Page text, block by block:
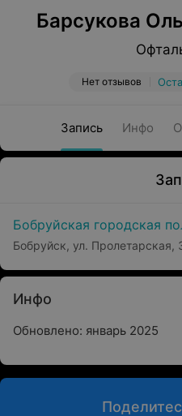
Барсукова
Нет отзывов
Запись Инфо
Бобруйская городская
Бобруйск, ул. Пролетарская,
Инфо
Обновлено: январь 2025